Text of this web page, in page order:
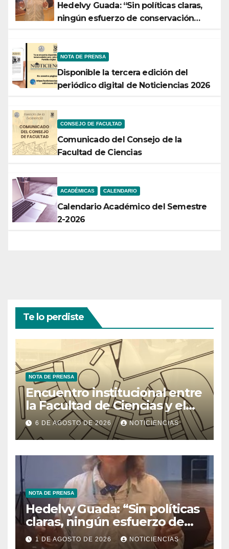
Hedelvy Guada: “Sin políticas claras,
ningún esfuerzo de conservación
NOTA DE PRENSA
Disponible la tercera edición del
periódico digital de Noticiencias 2026
CONSEJO DE FACULTAD
Comunicado del Consejo de la
Facultad de Ciencias
ACADÉMICAS CALENDARIO
Calendario Académico del Semestre
2-2026
Te lo perdiste
NOTA DE PRENSA
Encuentro institucional entre
la Facultad de Ciencias y el
Ministerio de Ciencia y
Tecnología
6 DE AGOSTO DE 2026 NOTICIENCIAS
NOTA DE PRENSA
Hedelvy Guada: “Sin políticas
claras, ningún esfuerzo de
conservación rendirá frutos”
1 DE AGOSTO DE 2026 NOTICIENCIAS